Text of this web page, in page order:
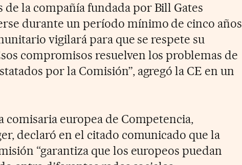
la compañía fundada por Bill Gates
durante un período mínimo de cinco años
vigilará para que se respete su
compromisos resuelven los problemas de
por la Comisión”, agregó la CE en un
comisaria europea de Competencia,
declaró en el citado comunicado que la
“garantiza que los europeos puedan